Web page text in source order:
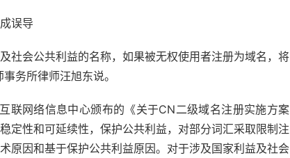
误导
社会公共利益的名称，如果被无权使用者注册为域名，将
务所律师汪旭东说。
联网络信息中心颁布的《关于CN二级域名注册实施方案
定性和可延续性，保护公共利益，对部分词汇采取限制注
原因和基于保护公共利益原因。对于涉及国家利益及社会